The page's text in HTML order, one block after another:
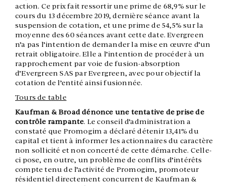
action. Ce prix fait ressortir une prime de 68,9% sur le
cours du 13 décembre 2019, dernière séance avant la
suspension de cotation, et une prime de 54,5% sur la
moyenne des 60 séances avant cette date. Evergreen
n’a pas l’intention de demander la mise en œuvre d’un
retrait obligatoire. Elle a l’intention de procéder à un
rapprochement par voie de fusion-absorption
d’Evergreen SAS par Evergreen, avec pour objectif la
cotation de l’entité ainsi fusionnée.
Tours de table
Kaufman & Broad dénonce une tentative de prise de
contrôle rampante. Le conseil d’administration a
constaté que Promogim a déclaré détenir 13,41% du
capital et tient à informer les actionnaires du caractère
non sollicité et non concerté de cette démarche. Celle-
ci pose, en outre, un problème de conflits d’intérêts
compte tenu de l’activité de Promogim, promoteur
résidentiel directement concurrent de Kaufman &